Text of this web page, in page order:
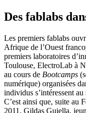
Des fablabs
Les premiers fablabs
Afrique de l’Ouest
premiers laboratoires
Toulouse, ElectroLab à
au cours de Bootcamps
numérique) organisées
individus s’intéressent
C’est ainsi que, suite au
2011, Gildas Guiella,